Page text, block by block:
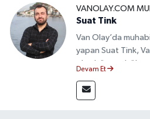
VANOLAY.COM
Suat Tink
Van Olay’da
yapan Suat Tink,
olmak üzere
mezunu olan Tink,
doğruluk,
Devam Et